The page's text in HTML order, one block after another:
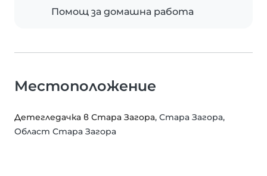
Помощ за домашна работа
Местоположение
Детегледачка в Стара Загора, Стара Загора,
Област Стара Загора